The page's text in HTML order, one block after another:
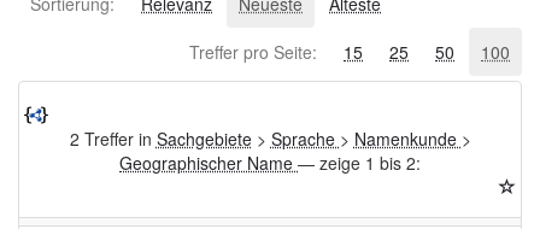
Treffer pro Seite:
15 25 50 100
2 Treffer in Sachgebiete> Sprache > Namenkunde >
Geographischer Name — zeige 1 bis 2: